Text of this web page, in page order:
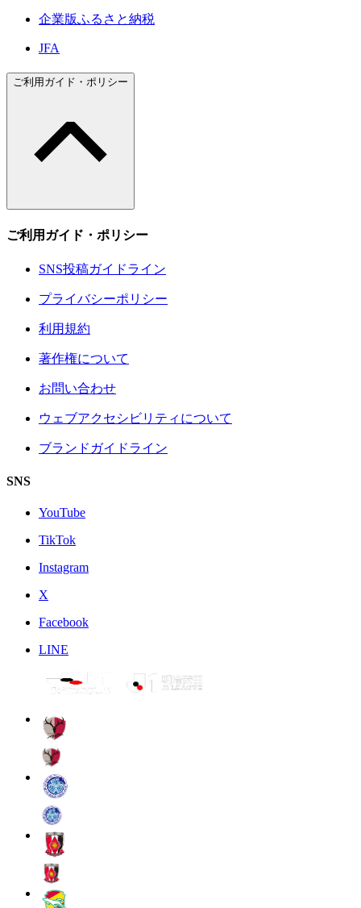
企業版ふるさと納税
JFA
ご利用ガイド・ポリシー
ご利用ガイド・ポリシー
SNS投稿ガイドライン
プライバシーポリシー
利用規約
著作権について
お問い合わせ
ウェブアクセシビリティについて
ブランドガイドライン
SNS
YouTube
TikTok
Instagram
X
Facebook
LINE